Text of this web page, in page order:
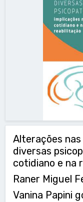
Alterações
diversas
cotidiano e na
Raner Miguel
Vanina Papini